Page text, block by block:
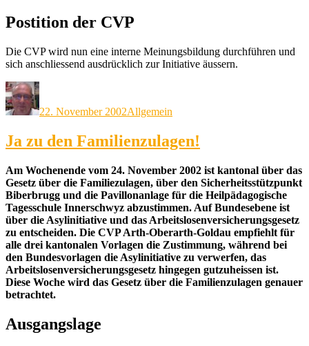
Postition der CVP
Die CVP wird nun eine interne Meinungsbildung durchführen und
sich anschliessend ausdrücklich zur Initiative äussern.
Autor
Veröffentlicht
am
22. November 2002Allgemein
Ja zu den Familienzulagen!
Am Wochenende vom 24. November 2002 ist kantonal über das
Gesetz über die Familiezulagen, über den Sicherheitsstützpunkt
Biberbrugg und die Pavillonanlage für die Heilpädagogische
Tagesschule Innerschwyz abzustimmen. Auf Bundesebene ist
über die Asylinitiative und das Arbeitslosenversicherungsgesetz
zu entscheiden. Die CVP Arth-Oberarth-Goldau empfiehlt für
alle drei kantonalen Vorlagen die Zustimmung, während bei
den Bundesvorlagen die Asylinitiative zu verwerfen, das
Arbeitslosenversicherungsgesetz hingegen gutzuheissen ist.
Diese Woche wird das Gesetz über die Familienzulagen genauer
betrachtet.
Ausgangslage